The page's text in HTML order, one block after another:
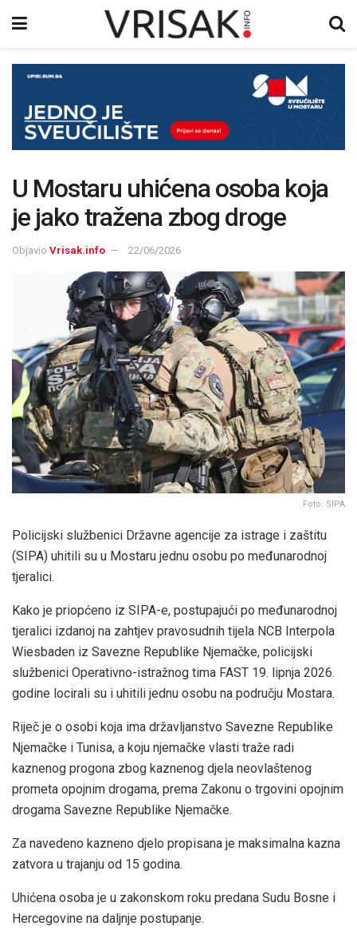
U Mostaru uhićena osoba koja
je jako tražena zbog droge
Objavio Vrisak.info 22/06/2026
Foto: SIPA
Policijski službenici Državne agencije za istrage i zaštitu
(SIPA) uhitili su u Mostaru jednu osobu po međunarodnoj
tjeralici.
Kako je priopćeno iz SIPA-e, postupajući po međunarodnoj
tjeralici izdanoj na zahtjev pravosudnih tijela NCB Interpola
Wiesbaden iz Savezne Republike Njemačke, policijski
službenici Operativno-istražnog tima FAST 19. lipnja 2026.
godine locirali su i uhitili jednu osobu na području Mostara.
Riječ je o osobi koja ima državljanstvo Savezne Republike
Njemačke i Tunisa, a koju njemačke vlasti traže radi
kaznenog progona zbog kaznenog djela neovlaštenog
prometa opojnim drogama, prema Zakonu o trgovini opojnim
drogama Savezne Republike Njemačke.
Za navedeno kazneno djelo propisana je maksimalna kazna
zatvora u trajanju od 15 godina.
Uhićena osoba je u zakonskom roku predana Sudu Bosne i
Hercegovine na daljnje postupanje.